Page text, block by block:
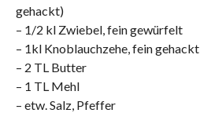
gehackt)
– 1/2 kl Zwiebel, fein gewürfelt
– 1kl Knoblauchzehe, fein gehackt
– 2 TL Butter
– 1 TL Mehl
– etw. Salz, Pfeffer